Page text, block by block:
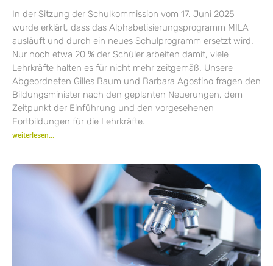
In der Sitzung der Schulkommission vom 17. Juni 2025
wurde erklärt, dass das Alphabetisierungsprogramm MILA
ausläuft und durch ein neues Schulprogramm ersetzt wird.
Nur noch etwa 20 % der Schüler arbeiten damit, viele
Lehrkräfte halten es für nicht mehr zeitgemäß. Unsere
Abgeordneten Gilles Baum und Barbara Agostino fragen den
Bildungsminister nach den geplanten Neuerungen, dem
Zeitpunkt der Einführung und den vorgesehenen
Fortbildungen für die Lehrkräfte.
weiterlesen...